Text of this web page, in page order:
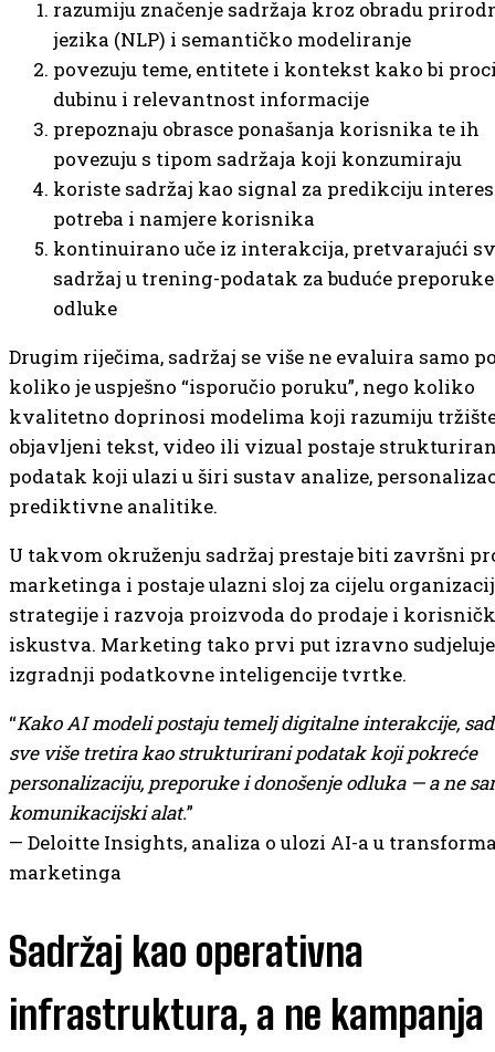
razumiju značenje sadržaja kroz obradu
jezika (NLP) i semantičko modeliranje
povezuju teme, entitete i kontekst kako bi
dubinu i relevantnost informacije
prepoznaju obrasce ponašanja korisnika te ih
povezuju s tipom sadržaja koji konzumiraju
koriste sadržaj kao signal za predikciju
potreba i namjere korisnika
kontinuirano uče iz interakcija, pretvarajući
sadržaj u trening-podatak za buduće
odluke
Drugim riječima, sadržaj se više ne evaluira samo
koliko je uspješno “isporučio poruku”, nego koliko
kvalitetno doprinosi modelima koji razumiju
objavljeni tekst, video ili vizual postaje
podatak koji ulazi u širi sustav analize,
prediktivne analitike.
U takvom okruženju sadržaj prestaje biti završni
marketinga i postaje ulazni sloj za cijelu
strategije i razvoja proizvoda do prodaje i
iskustva. Marketing tako prvi put izravno
izgradnji podatkovne inteligencije tvrtke.
“Kako AI modeli postaju temelj digitalne interakcije,
sve više tretira kao strukturirani podatak koji pokreće
personalizaciju, preporuke i donošenje odluka — a ne
komunikacijski alat.”
— Deloitte Insights, analiza o ulozi AI-a u
marketinga
Sadržaj kao operativna
infrastruktura, a ne kampanja